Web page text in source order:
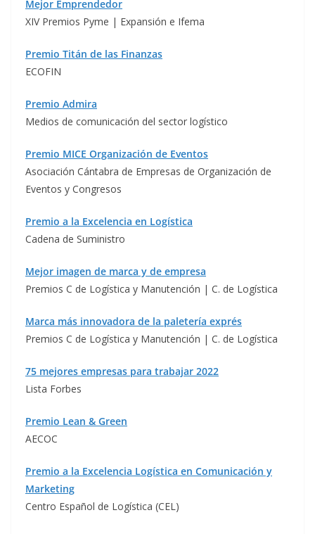
Mejor Emprendedor
XIV Premios Pyme | Expansión e Ifema
Premio Titán de las Finanzas
ECOFIN
Premio Admira
Medios de comunicación del sector logístico
Premio MICE Organización de Eventos
Asociación Cántabra de Empresas de Organización de
Eventos y Congresos
Premio a la Excelencia en Logística
Cadena de Suministro
Mejor imagen de marca y de empresa
Premios C de Logística y Manutención | C. de Logística
Marca más innovadora de la paletería exprés
Premios C de Logística y Manutención | C. de Logística
75 mejores empresas para trabajar 2022
Lista Forbes
Premio Lean & Green
AECOC
Premio a la Excelencia Logística en Comunicación y
Marketing
Centro Español de Logística (CEL)